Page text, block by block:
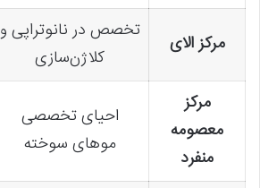
مرکز الای
تخصص در نانو‌تراپی و
کلاژن‌سازی
مرکز
معصومه
منفرد
احیای تخصصی
موهای سوخته